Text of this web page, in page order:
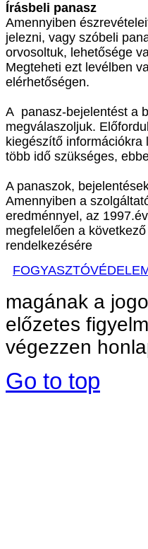
Írásbeli panasz
Amennyiben
jelezni, vagy szóbeli
orvosoltuk, lehetősége
Megteheti ezt levélben
elérhetőségen.
A panasz-bejelentést a
megválaszoljuk.
kiegészítő
több idő szükséges,
A panaszok,
Amennyiben a
eredménnyel, az
megfelelően a
rendelkezésére
magának a
előzetes
végezzen
Go to top